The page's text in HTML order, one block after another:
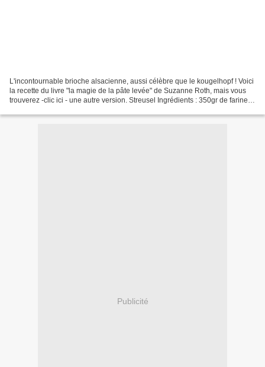
L'incontournable brioche alsacienne, aussi célèbre que le kougelhopf ! Voici
la recette du livre "la magie de la pâte levée" de Suzanne Roth, mais vous
trouverez -clic ici - une autre version. Streusel Ingrédients : 350gr de farine -
Publicité